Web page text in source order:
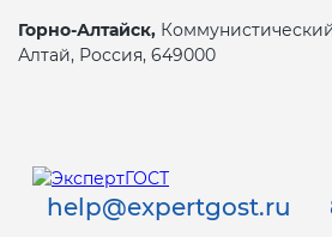
Горно-Алтайск, Коммунистический
Алтай, Россия, 649000
help@expertgost.ru